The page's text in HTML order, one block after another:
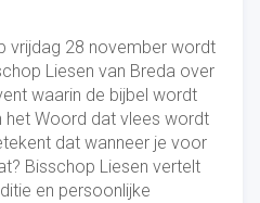
vrijdag 28 november wordt
Liesen van Breda over
waarin de bijbel wordt
het Woord dat vlees wordt
dat wanneer je voor
Bisschop Liesen vertelt
en persoonlijke